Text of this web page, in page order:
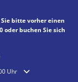
bitte vorher einen
oder buchen Sie sich
Schließzeiten
Uhr